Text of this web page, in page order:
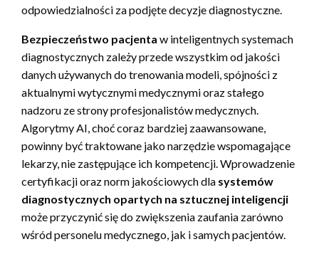
odpowiedzialności za podjęte decyzje diagnostyczne.
Bezpieczeństwo pacjenta w inteligentnych systemach
diagnostycznych zależy przede wszystkim od jakości
danych używanych do trenowania modeli, spójności z
aktualnymi wytycznymi medycznymi oraz stałego
nadzoru ze strony profesjonalistów medycznych.
Algorytmy AI, choć coraz bardziej zaawansowane,
powinny być traktowane jako narzędzie wspomagające
lekarzy, nie zastępujące ich kompetencji. Wprowadzenie
certyfikacji oraz norm jakościowych dla systemów
diagnostycznych opartych na sztucznej inteligencji
może przyczynić się do zwiększenia zaufania zarówno
wśród personelu medycznego, jak i samych pacjentów.